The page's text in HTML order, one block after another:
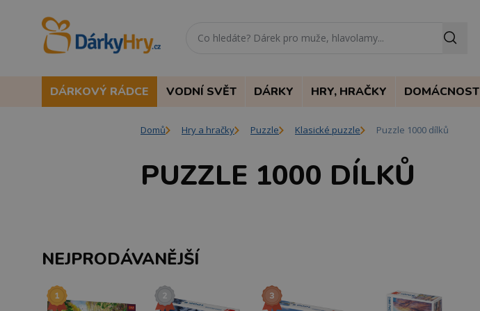
DÁRKOVÝ RÁDCE VODNÍ SVĚT DÁRKY HRY, HRAČKY DOMÁCNOST
Domů Hry a hračky Puzzle Klasické puzzle Puzzle 1000 dílků
PUZZLE 1000 DÍLKŮ
NEJPRODÁVANĚJŠÍ